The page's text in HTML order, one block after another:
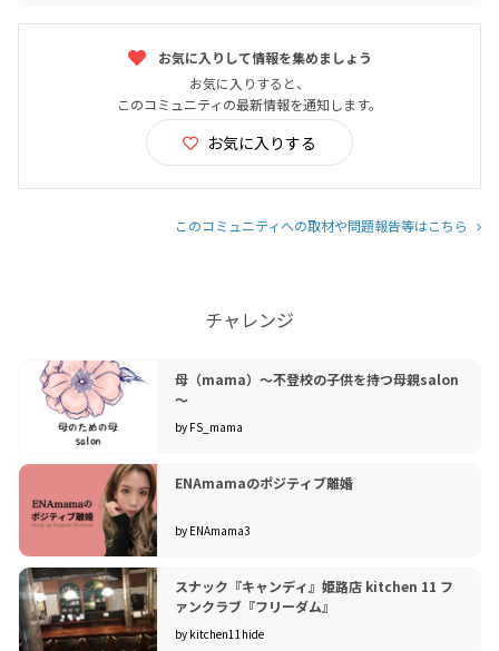
お気に入りして情報を集めましょう
お気に入りすると、
このコミュニティの最新情報を通知します。
お気に入りする
このコミュニティへの取材や問題報告等はこちら
チャレンジ
母（mama）～不登校の子供を持つ母親salon
～
by FS_mama
ENAmamaのポジティブ離婚
by ENAmama3
スナック『キャンディ』姫路店 kitchen 11 フ
ァンクラブ『フリーダム』
by kitchen11hide